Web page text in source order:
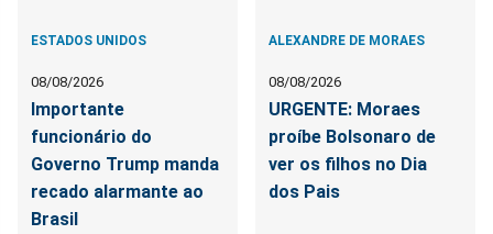
ESTADOS UNIDOS
08/08/2026
Importante
funcionário do
Governo Trump manda
recado alarmante ao
Brasil
ALEXANDRE DE MORAES
08/08/2026
URGENTE: Moraes
proíbe Bolsonaro de
ver os filhos no Dia
dos Pais